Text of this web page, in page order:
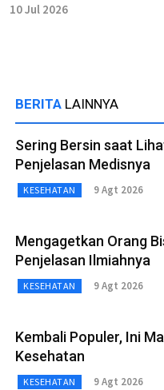
10 Jul 2026
BERITA LAINNYA
Sering Bersin saat
Penjelasan Medisnya
KESEHATAN 9 Agt 2026
Mengagetkan Orang
Penjelasan Ilmiahnya
KESEHATAN 9 Agt 2026
Kembali Populer, Ini
Kesehatan
KESEHATAN 9 Agt 2026